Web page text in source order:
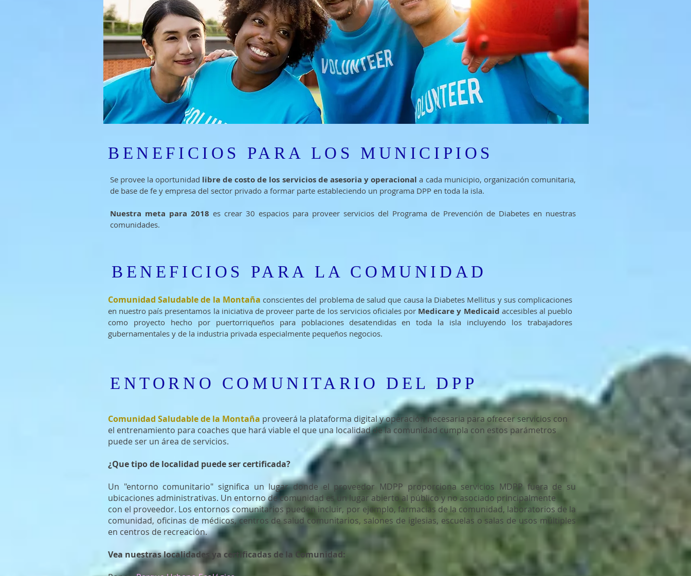
BENEFICIOS PARA LOS MUNICIPIOS
Se provee la oportunidad libre de costo de los servicios de asesoria y operacional a cada municipio, organización comunitaria,
de base de fe y empresa del sector privado a formar parte estableciendo un programa DPP en toda la isla.
Nuestra meta para 2018 es crear 30 espacios para proveer servicios del Programa de Prevención de Diabetes en nuestras
comunidades.
BENEFICIOS PARA LA COMUNIDAD
​Comunidad Saludable de la Montaña conscientes del problema de salud que causa la Diabetes Mellitus y sus complicaciones
en nuestro país presentamos la iniciativa de proveer parte de los servicios oficiales por Medicare y Medicaid accesibles al pueblo
como proyecto hecho por puertorriqueños para poblaciones desatendidas en toda la isla incluyendo los trabajadores
gubernamentales y de la industria privada especialmente pequeños negocios.
ENTORNO COMUNITARIO DEL DPP
​Comunidad Saludable de la Montaña proveerá la plataforma digital y operación necesaria para ofrecer servicios con
el entrenamiento para coaches que hará viable el que una localidad de la comunidad cumpla con estos parámetros
puede ser un área de servicios.
¿Que tipo de localidad puede ser certificada?
Un "entorno comunitario" significa un lugar donde el proveedor MDPP proporciona servicios MDPP fuera de su
ubicaciones administrativas. Un entorno de comunidad es un lugar abierto al público y no asociado principalmente
con el proveedor. Los entornos comunitarios pueden incluir, por ejemplo, farmacias de la comunidad, laboratorios de la
comunidad, oficinas de médicos, centros de salud comunitarios, salones de iglesias, escuelas o salas de usos múltiples
en centros de recreación.
Vea nuestras localidades ya certificadas de la Comunidad: